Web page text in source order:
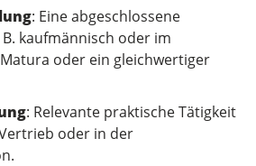
: Eine abgeschlossene
kaufmännisch oder im
oder ein gleichwertiger
: Relevante praktische Tätigkeit
oder in der